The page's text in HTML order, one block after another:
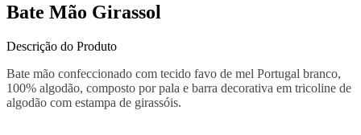
Bate Mão Girassol
Descrição do Produto
Bate mão confeccionado com tecido favo de mel Portugal branco,
100% algodão, composto por pala e barra decorativa em tricoline de
algodão com estampa de girassóis.